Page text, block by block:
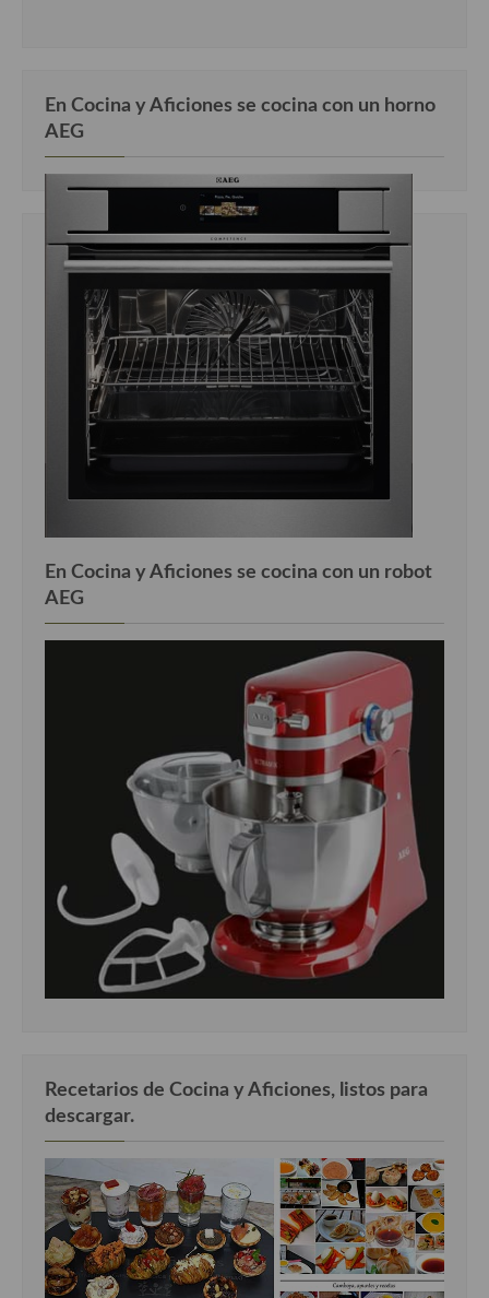
En Cocina y Aficiones se cocina con un horno
AEG
En Cocina y Aficiones se cocina con un robot
AEG
Recetarios de Cocina y Aficiones, listos para
descargar.